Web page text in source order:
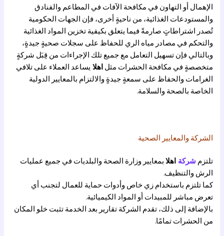
الإهمال أو التهاون في مكافحة الآفات في المطاعم والفنادق
والمستودعات الغذائية، من ناحيةٍ أخرى، فإن الجهات الحكومية
تُصدر اشتراطاتٍ صارمةً فيما يتعلق بكيفية تخزين المواد الغذائية
والتحكم في مصادر مياه الري للحفاظ على سجلات صحيةٍ جيدةٍ،
وبالتالي فإن تسهيل التعامل مع جميع تلك الإجراءات من قِبَل شركةٍ
متخصصةٍ في مكافحة الحشرات مثل اهلا يساعد العملاء على تلافي
الغرامات والحفاظ على سمعةٍ جيدةٍ والالتزام بالمعايير الدولية
الخاصة بالصحة والسلامة.
الشركة والمعايير الصحية
تلتزم شركة اهلا بمعايير وزارة الصحة والبلديات في جميع عمليات
الرش والتنظيف.
كما تلتزم باستخدام زي خاص وأدوات حماية للعمال لتجنب أي
تعرض مباشر للمبيدات أو المواد الكيميائية.
بالإضافة إلى ذلك، تقدم الشركة تقارير بعد الخدمة تثبت خلو المكان
من الحشرات تمامًا.